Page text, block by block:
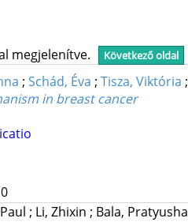
megjelenítve. Következő oldal
; Schád, Éva ; Tisza, Viktória ;
in breast cancer
; Li, Zhixin ; Bala, Pratyusha